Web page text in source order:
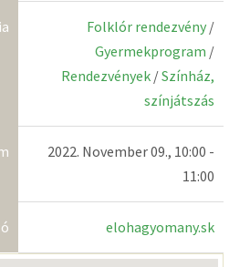
Folklór rendezvény /
Gyermekprogram /
Rendezvények /Színház,
színjátszás
2022. November 09., 10:00 -
11:00
elohagyomany.sk